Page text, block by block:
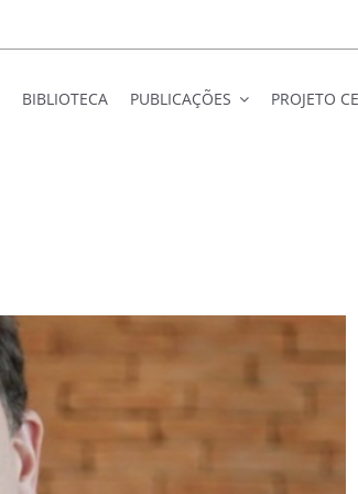
BIBLIOTECA PUBLICAÇÕES PROJETO